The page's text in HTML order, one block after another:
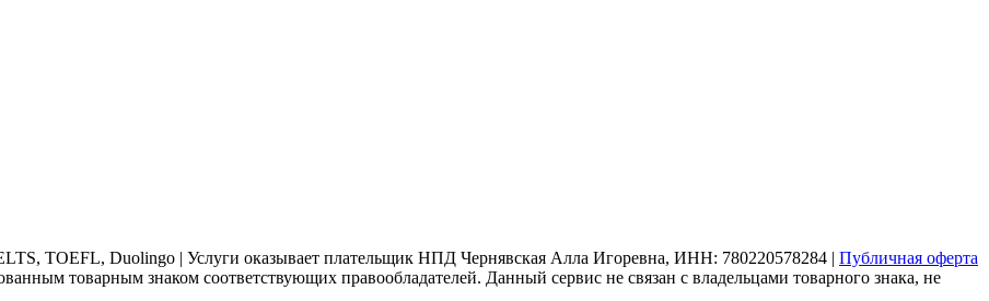
TOEFL, Duolingo | Услуги оказывает плательщик НПД Чернявская Алла Игоревна, ИНН: 780220578284 | Публичная оферта
товарным знаком соответствующих правообладателей. Данный сервис не связан с владельцами товарного знака, не